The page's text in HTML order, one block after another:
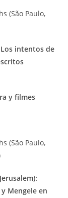
(São Paulo,
intentos de
y filmes
(São Paulo,
Mengele en